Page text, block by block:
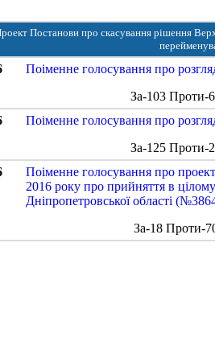
Постанови про скасування рішення
Поіменне голосування про
За-103 Проти-
Поіменне голосування про
За-125 Проти-
Поіменне голосування про
2016 року про прийняття в
Дніпропетровської області
За-18 Проти-